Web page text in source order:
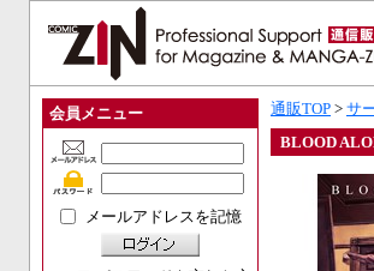
会員メニュー
メールアドレスを記憶
通販TOP > サ
BLOOD